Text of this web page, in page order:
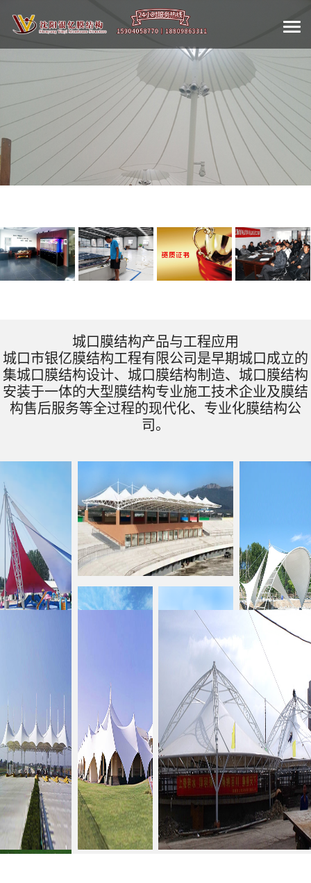
城口膜结构产品与工程应用
城口市银亿膜结构工程有限公司是早期城口成立的
集城口膜结构设计、城口膜结构制造、城口膜结构
安装于一体的大型膜结构专业施工技术企业及膜结
构售后服务等全过程的现代化、专业化膜结构公
司。